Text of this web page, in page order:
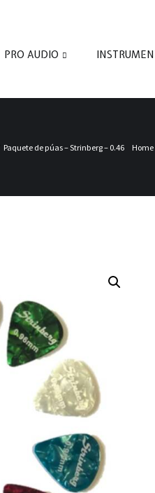
PRO AUDIO
Paquete de púas – Strinberg – 0.46 Home